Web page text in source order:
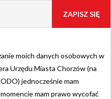
moich danych osobowych w
Urzędu Miasta Chorzów (na
jednocześnie mam
mam prawo wycofać